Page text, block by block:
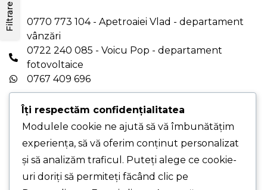
Filtrare
0770 773 104 - Apetroaiei Vlad - departament
vânzări
0722 240 085 - Voicu Pop - departament
fotovoltaice
0767 409 696
office@smartclima.ro
PROGRAM DE LUCRU: Luni-Vineri - 08:00-16:00
PUNCT DE LUCRU PRINCIPAL - Str. Pelinului,
Nr. 9, Sec. 3, București
PUNCT DE LUCRU - Drumul Gării, Nr. 1, Chiajna,
Îți respectăm confidențialitatea
Modulele cookie ne ajută să vă îmbunătățim
experiența, să vă oferim conținut personalizat
și să analizăm traficul. Puteți alege ce cookie-
uri doriți să permiteți făcând clic pe